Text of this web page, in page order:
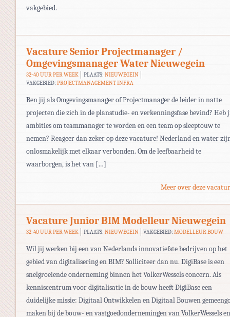
vakgebied.
Vacature Senior Projectmanager /
Omgevingsmanager Water Nieuwegein
32-40 UUR PER WEEK PLAATS: NIEUWEGEIN
VAKGEBIED: PROJECTMANAGEMENT INFRA
Ben jij als Omgevingsmanager of Projectmanager de leider in natte
projecten die zich in de planstudie- en verkenningsfase bevind? Heb
ambities om teammanager te worden en een team op sleeptouw te
nemen? Reageer dan zeker op deze vacature! Nederland en water
onlosmakelijk met elkaar verbonden. Om de leefbaarheid te
waarborgen, is het van […]
Meer over deze
Vacature Junior BIM Modelleur Nieuwegein
32-40 UUR PER WEEK PLAATS: NIEUWEGEIN VAKGEBIED:MODELLEUR BOUW
Wil jij werken bij een van Nederlands innovatiefste bedrijven op het
gebied van digitalisering en BIM? Solliciteer dan nu. DigiBase is een
snelgroeiende onderneming binnen het VolkerWessels concern. Als
kenniscentrum voor digitalisatie in de bouw heeft DigiBase een
duidelijke missie: Digitaal Ontwikkelen en Digitaal Bouwen
maken bij de bouw- en vastgoedondernemingen van VolkerWessels en